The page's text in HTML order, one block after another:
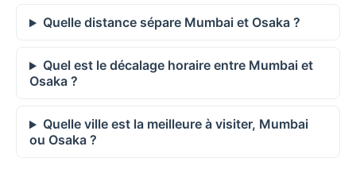
Quelle distance sépare Mumbai et Osaka ?
Quel est le décalage horaire entre Mumbai et
Osaka ?
Quelle ville est la meilleure à visiter, Mumbai
ou Osaka ?